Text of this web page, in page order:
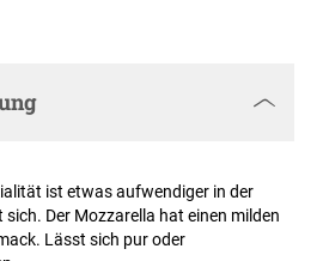
ist etwas aufwendiger in der
Der Mozzarella hat einen milden
Lässt sich pur oder